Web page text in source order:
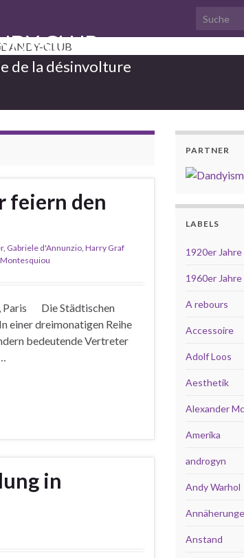
Search for:
CLUB
de la désinvolture
feiern den
, Gabriele d'Annunzio, Harry Graf
Paris Die Städtischen
einer dreimonatigen Reihe
bedeutende Vertreter
in
PARTNER
LABELS
1920er Jahre
1960er Jahre
A rebours
Accessoire
Adolf Loos
Aesthetik
Alexander
Amerika
androgyn
Andy Warhol
Anstand